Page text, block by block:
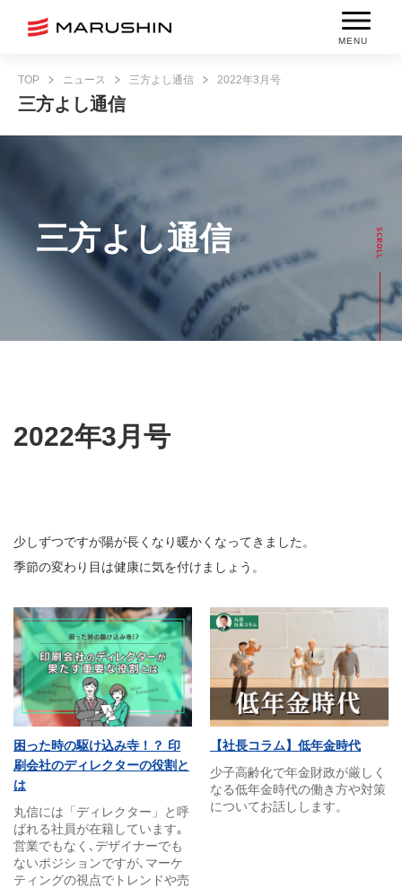
MENU
TOP ニュース 三方よし通信 2022年3月号
三方よし通信
三方よし通信
2022年3月号
少しずつですが陽が長くなり暖かくなってきました。
季節の変わり目は健康に気を付けましょう。
困った時の駆け込み寺！？ 印
刷会社のディレクターの役割と
は
丸信には「ディレクター」と呼
ばれる社員が在籍しています｡
営業でもなく､デザイナーでも
ないポジションですが､マーケ
ティングの視点でトレンドや売
【社長コラム】低年金時代
少子高齢化で年金財政が厳しく
なる低年金時代の働き方や対策
についてお話しします。